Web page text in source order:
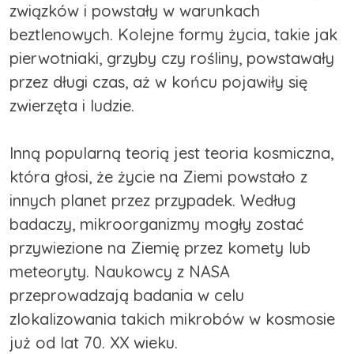
związków i powstały w warunkach
beztlenowych. Kolejne formy życia, takie jak
pierwotniaki, grzyby czy rośliny, powstawały
przez długi czas, aż w końcu pojawiły się
zwierzęta i ludzie.
Inną popularną teorią jest teoria kosmiczna,
która głosi, że życie na Ziemi powstało z
innych planet przez przypadek. Według
badaczy, mikroorganizmy mogły zostać
przywiezione na Ziemię przez komety lub
meteoryty. Naukowcy z NASA
przeprowadzają badania w celu
zlokalizowania takich mikrobów w kosmosie
już od lat 70. XX wieku.